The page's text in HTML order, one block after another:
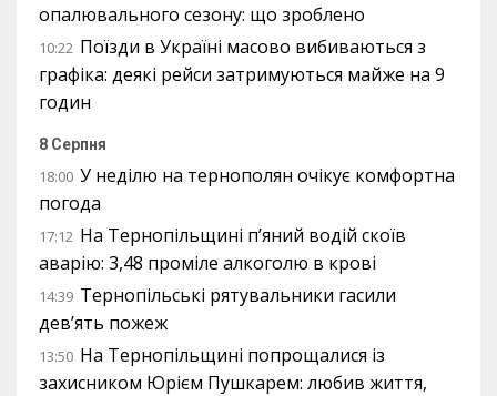
опалювального сезону: що зроблено
10:22 Поїзди в Україні масово вибиваються з
графіка: деякі рейси затримуються майже на 9
годин
8 Серпня
18:00 У неділю на тернополян очікує комфортна
погода
17:12 На Тернопільщині п’яний водій скоїв
аварію: 3,48 проміле алкоголю в крові
14:39 Тернопільські рятувальники гасили
дев’ять пожеж
13:50 На Тернопільщині попрощалися із
захисником Юрієм Пушкарем: любив життя,